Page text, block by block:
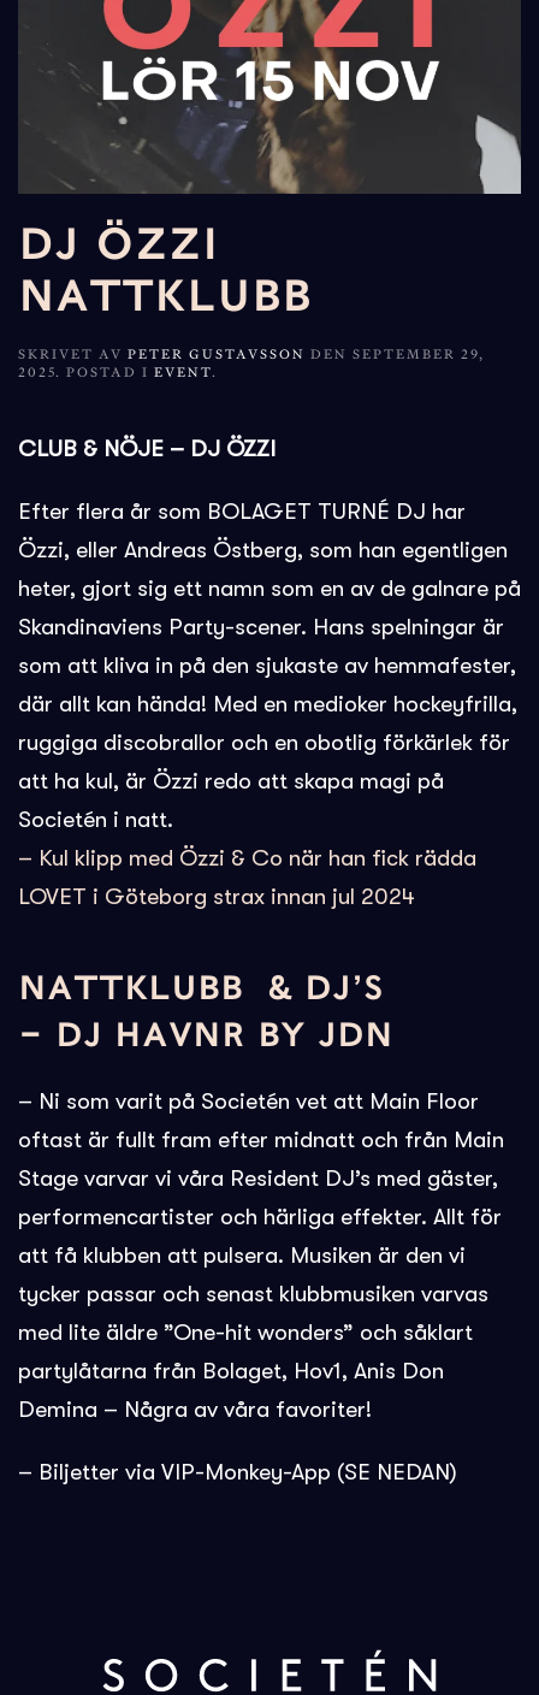
DJ ÖZZI
NATTKLUBB
SKRIVET AV PETER GUSTAVSSON DEN SEPTEMBER 29,
2025. POSTAD I EVENT.
CLUB & NÖJE – DJ ÖZZI
Efter flera år som BOLAGET TURNÉ DJ har
Özzi, eller Andreas Östberg, som han egentligen
heter, gjort sig ett namn som en av de galnare på
Skandinaviens Party-scener. Hans spelningar är
som att kliva in på den sjukaste av hemmafester,
där allt kan hända! Med en medioker hockeyfrilla,
ruggiga discobrallor och en obotlig förkärlek för
att ha kul, är Özzi redo att skapa magi på
Societén i natt.
– Kul klipp med Özzi & Co när han fick rädda
LOVET i Göteborg strax innan jul 2024
NATTKLUBB & DJ’S
– DJ HAVNR BY JDN
– Ni som varit på Societén vet att Main Floor
oftast är fullt fram efter midnatt och från Main
Stage varvar vi våra Resident DJ’s med gäster,
performencartister och härliga effekter. Allt för
att få klubben att pulsera. Musiken är den vi
tycker passar och senast klubbmusiken varvas
med lite äldre ”One-hit wonders” och såklart
partylåtarna från Bolaget, Hov1, Anis Don
Demina – Några av våra favoriter!
– Biljetter via VIP-Monkey-App (SE NEDAN)